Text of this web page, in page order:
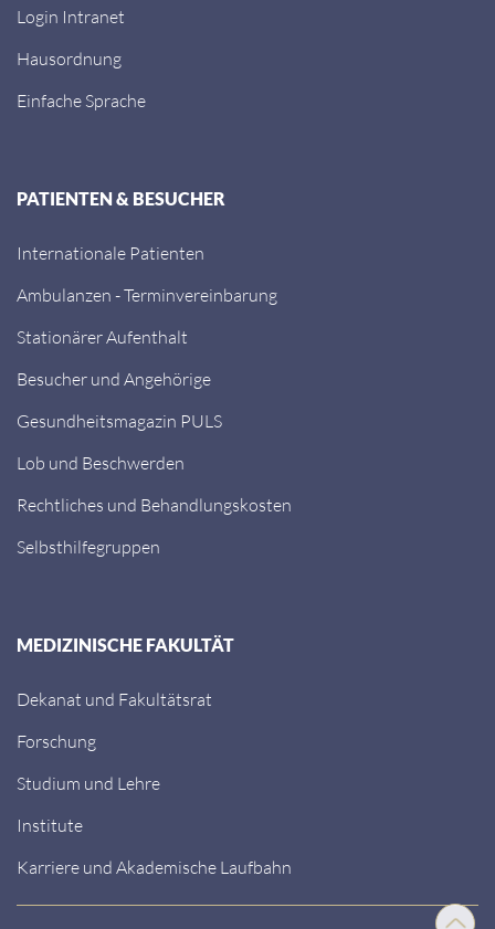
Nach
Login Intranet
Hausordnung
Einfache Sprache
PATIENTEN & BESUCHER
Internationale Patienten
Ambulanzen - Terminvereinbarung
Stationärer Aufenthalt
Besucher und Angehörige
Gesundheitsmagazin PULS
Lob und Beschwerden
Rechtliches und Behandlungskosten
Selbsthilfegruppen
MEDIZINISCHE FAKULTÄT
Dekanat und Fakultätsrat
Forschung
Studium und Lehre
Institute
Karriere und Akademische Laufbahn